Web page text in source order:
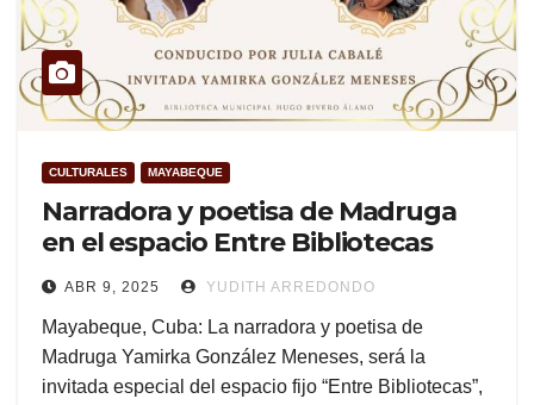
CULTURALES MAYABEQUE
Narradora y poetisa de Madruga
en el espacio Entre Bibliotecas
ABR 9, 2025 YUDITH ARREDONDO
Mayabeque, Cuba: La narradora y poetisa de
Madruga Yamirka González Meneses, será la
invitada especial del espacio fijo “Entre Bibliotecas”,